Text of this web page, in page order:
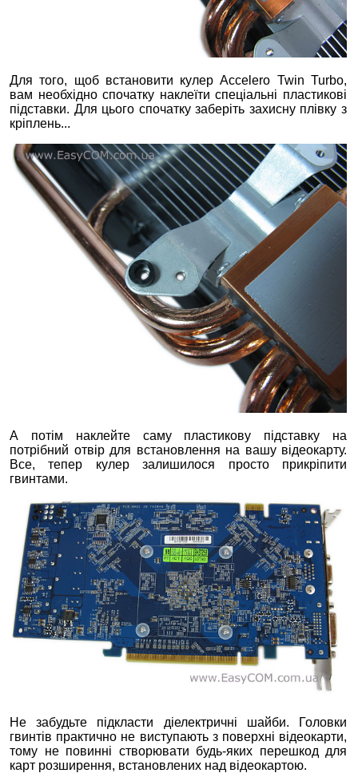
Для того, щоб встановити кулер Accelero Twin Turbo,
вам необхідно спочатку наклеїти спеціальні пластикові
підставки. Для цього спочатку заберіть захисну плівку з
кріплень...
А потім наклейте саму пластикову підставку на
потрібний отвір для встановлення на вашу відеокарту.
Все, тепер кулер залишилося просто прикріпити
гвинтами.
Не забудьте підкласти діелектричні шайби. Головки
гвинтів практично не виступають з поверхні відеокарти,
тому не повинні створювати будь-яких перешкод для
карт розширення, встановлених над відеокартою.